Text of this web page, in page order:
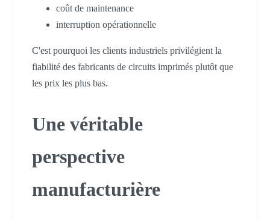
coût de maintenance
interruption opérationnelle
C'est pourquoi les clients industriels privilégient la
fiabilité des fabricants de circuits imprimés plutôt que
les prix les plus bas.
Une véritable
perspective
manufacturière